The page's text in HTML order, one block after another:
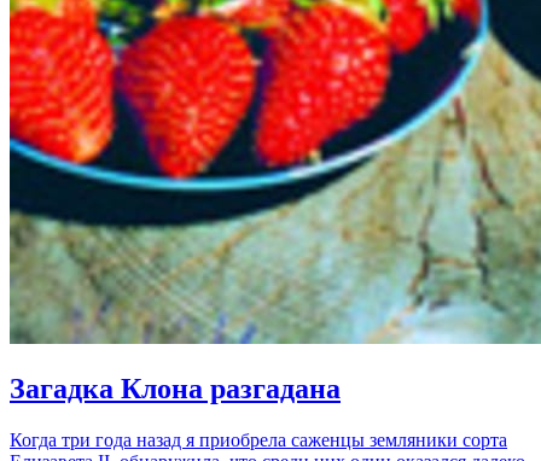
Загадка Клона разгадана
Когда три года назад я приобрела саженцы земляники сорта